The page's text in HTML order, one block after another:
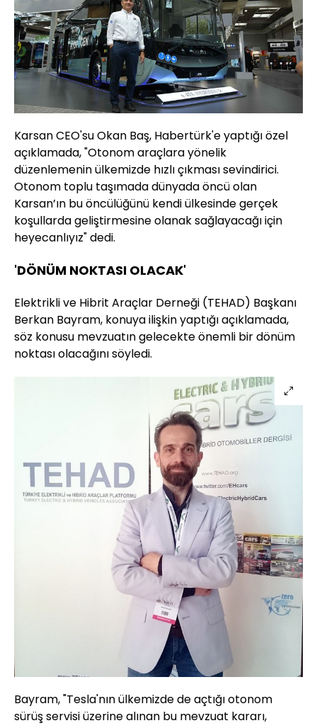
Karsan CEO'su Okan Baş, Habertürk'e yaptığı özel
açıklamada, "Otonom araçlara yönelik
düzenlemenin ülkemizde hızlı çıkması sevindirici.
Otonom toplu taşımada dünyada öncü olan
Karsan’ın bu öncülüğünü kendi ülkesinde gerçek
koşullarda geliştirmesine olanak sağlayacağı için
heyecanlıyız" dedi.
'DÖNÜM NOKTASI OLACAK'
Elektrikli ve Hibrit Araçlar Derneği (TEHAD) Başkanı
Berkan Bayram, konuya ilişkin yaptığı açıklamada,
söz konusu mevzuatın gelecekte önemli bir dönüm
noktası olacağını söyledi.
Bayram, "Tesla'nın ülkemizde de açtığı otonom
sürüş servisi üzerine alınan bu mevzuat kararı,